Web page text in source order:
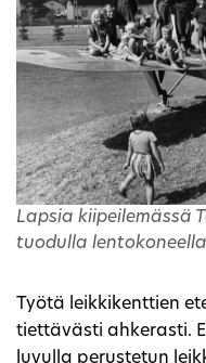
Lapsia kiipeilemässä
tuodulla
Työtä leikkikenttien
tiettävästi ahkerasti.
luvulla perustetun